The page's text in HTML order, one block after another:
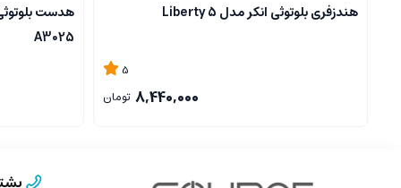
هندزفری بلوتوثی انکر مدل Liberty 5
5
8,440,000 تومان
A3025